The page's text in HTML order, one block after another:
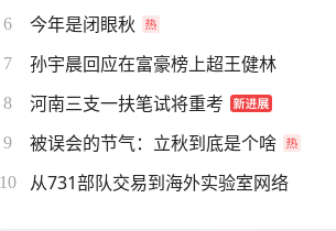
6 今年是闭眼秋
7 孙宇晨回应在富豪榜上超王健林
8 河南三支一扶笔试将重考
9 被误会的节气：立秋到底是个啥
10 从731部队交易到海外实验室网络